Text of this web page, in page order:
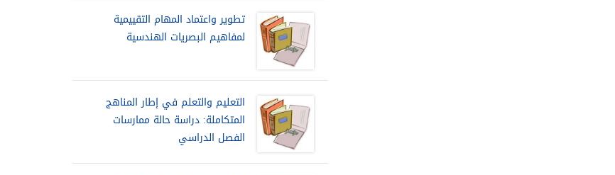
تطوير واعتماد المهام التقييمية
لمفاهيم البصريات الهندسية
التعليم والتعلم في إطار المناهج
المتكاملة: دراسة حالة ممارسات
الفصل الدراسي